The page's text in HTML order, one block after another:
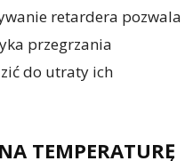
retardera pozwala
przegrzania
do utraty ich
TEMPERATURĘ